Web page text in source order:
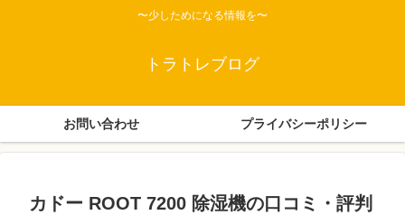
〜少しためになる情報を〜
トラトレブログ
お問い合わせ プライバシーポリシー
カドー ROOT 7200 除湿機の口コミ・評判